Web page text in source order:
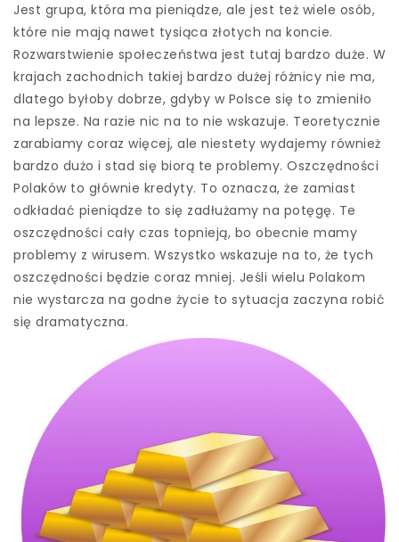
Jest grupa, która ma pieniądze, ale jest też wiele osób,
które nie mają nawet tysiąca złotych na koncie.
Rozwarstwienie społeczeństwa jest tutaj bardzo duże. W
krajach zachodnich takiej bardzo dużej różnicy nie ma,
dlatego byłoby dobrze, gdyby w Polsce się to zmieniło
na lepsze. Na razie nic na to nie wskazuje. Teoretycznie
zarabiamy coraz więcej, ale niestety wydajemy również
bardzo dużo i stad się biorą te problemy. Oszczędności
Polaków to głównie kredyty. To oznacza, że zamiast
odkładać pieniądze to się zadłużamy na potęgę. Te
oszczędności cały czas topnieją, bo obecnie mamy
problemy z wirusem. Wszystko wskazuje na to, że tych
oszczędności będzie coraz mniej. Jeśli wielu Polakom
nie wystarcza na godne życie to sytuacja zaczyna robić
się dramatyczna.